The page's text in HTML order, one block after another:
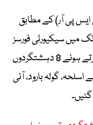
پی آر) کے مطابق
میں سیکیورٹی فورسز
نے انٹیلیجنس بنیادوں پر کارروائیاں کرتے ہوئے 8 دہشتگردوں
گولہ بارود، آئی